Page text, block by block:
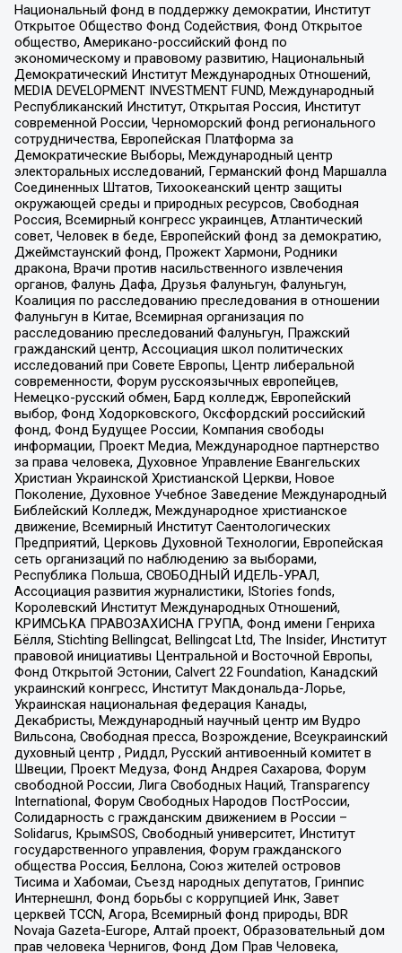
Национальный фонд в поддержку демократии, Институт
Открытое Общество Фонд Содействия, Фонд Открытое
общество, Американо-российский фонд по
экономическому и правовому развитию, Национальный
Демократический Институт Международных Отношений,
MEDIA DEVELOPMENT INVESTMENT FUND, Международный
Республиканский Институт, Открытая Россия, Институт
современной России, Черноморский фонд регионального
сотрудничества, Европейская Платформа за
Демократические Выборы, Международный центр
электоральных исследований, Германский фонд Маршалла
Соединенных Штатов, Тихоокеанский центр защиты
окружающей среды и природных ресурсов, Свободная
Россия, Всемирный конгресс украинцев, Атлантический
совет, Человек в беде, Европейский фонд за демократию,
Джеймстаунский фонд, Прожект Хармони, Родники
дракона, Врачи против насильственного извлечения
органов, Фалунь Дафа, Друзья Фалуньгун, Фалуньгун,
Коалиция по расследованию преследования в отношении
Фалуньгун в Китае, Всемирная организация по
расследованию преследований Фалуньгун, Пражский
гражданский центр, Ассоциация школ политических
исследований при Совете Европы, Центр либеральной
современности, Форум русскоязычных европейцев,
Немецко-русский обмен, Бард колледж, Европейский
выбор, Фонд Ходорковского, Оксфордский российский
фонд, Фонд Будущее России, Компания свободы
информации, Проект Медиа, Международное партнерство
за права человека, Духовное Управление Евангельских
Христиан Украинской Христианской Церкви, Новое
Поколение, Духовное Учебное Заведение Международный
Библейский Колледж, Международное христианское
движение, Всемирный Институт Саентологических
Предприятий, Церковь Духовной Технологии, Европейская
сеть организаций по наблюдению за выборами,
Республика Польша, СВОБОДНЫЙ ИДЕЛЬ-УРАЛ,
Ассоциация развития журналистики, IStories fonds,
Королевский Институт Международных Отношений,
КРИМСЬКА ПРАВОЗАХИСНА ГРУПА, Фонд имени Генриха
Бёлля, Stichting Bellingcat, Bellingcat Ltd, The Insider, Институт
правовой инициативы Центральной и Восточной Европы,
Фонд Открытой Эстонии, Calvert 22 Foundation, Канадский
украинский конгресс, Институт Макдональда-Лорье,
Украинская национальная федерация Канады,
Декабристы, Международный научный центр им Вудро
Вильсона, Свободная пресса, Возрождение, Всеукраинский
духовный центр , Риддл, Русский антивоенный комитет в
Швеции, Проект Медуза, Фонд Андрея Сахарова, Форум
свободной России, Лига Свободных Наций, Transparеncy
International, Форум Свободных Народов ПостРоссии,
Солидарность с гражданским движением в России –
Solidarus, КрымSOS, Свободный университет, Институт
государственного управления, Форум гражданского
общества Россия, Беллона, Союз жителей островов
Тисима и Хабомаи, Съезд народных депутатов, Гринпис
Интернешнл, Фонд борьбы с коррупцией Инк, Завет
церквей TCCN, Агора, Всемирный фонд природы, BDR
Novaja Gazeta-Europe, Алтай проект, Образовательный дом
прав человека Чернигов, Фонд Дом Прав Человека,